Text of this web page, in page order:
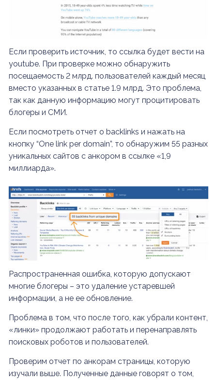
Если проверить источник, то ссылка будет вести на
youtube. При проверке можно обнаружить
посещаемость 2 млрд. пользователей каждый месяц
вместо указанных в статье 1.9 млрд. Это проблема,
так как данную информацию могут процитировать
блогеры и СМИ.
Если посмотреть отчет о backlinks и нажать на
кнопку “One link per domain”, то обнаружим 55 разных
уникальных сайтов с анкором в ссылке «1,9
миллиарда».
Распространенная ошибка, которую допускают
многие блогеры – это удаление устаревшей
информации, а не ее обновление.
Проблема в том, что после того, как убрали контент,
«линки» продолжают работать и перенаправлять
поисковых роботов и пользователей.
Проверим отчет по анкорам страницы, которую
изучали выше. Полученные данные говорят о том,